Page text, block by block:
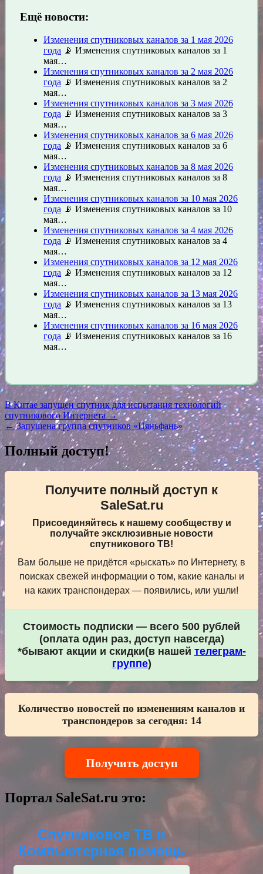
Ещё новости:
Изменения спутниковых каналов за 1 мая 2026
года 📡 Изменения спутниковых каналов за 1
мая…
Изменения спутниковых каналов за 2 мая 2026
года 📡 Изменения спутниковых каналов за 2
мая…
Изменения спутниковых каналов за 3 мая 2026
года 📡 Изменения спутниковых каналов за 3
мая…
Изменения спутниковых каналов за 6 мая 2026
года 📡 Изменения спутниковых каналов за 6
мая…
Изменения спутниковых каналов за 8 мая 2026
года 📡 Изменения спутниковых каналов за 8
мая…
Изменения спутниковых каналов за 10 мая 2026
года 📡 Изменения спутниковых каналов за 10
мая…
Изменения спутниковых каналов за 4 мая 2026
года 📡 Изменения спутниковых каналов за 4
мая…
Изменения спутниковых каналов за 12 мая 2026
года 📡 Изменения спутниковых каналов за 12
мая…
Изменения спутниковых каналов за 13 мая 2026
года 📡 Изменения спутниковых каналов за 13
мая…
Изменения спутниковых каналов за 16 мая 2026
года 📡 Изменения спутниковых каналов за 16
мая…
Навигация
по
записям
В Китае запущен спутник для испытания технологий
спутникового Интернета →
← Запущена группа спутников «Цяньфань»
Полный доступ!
Получите полный доступ к
SaleSat.ru
Присоединяйтесь к нашему сообществу и
получайте эксклюзивные новости
спутникового ТВ!
Вам больше не придётся «рыскать» по Интернету, в
поисках свежей информации о том, какие каналы и
на каких транспондерах — появились, или ушли!
Стоимость подписки — всего 500 рублей
(оплата один раз, доступ навсегда)
*бывают акции и скидки(в нашей телеграм-
группе)
Количество новостей по изменениям каналов и
транспондеров за сегодня: 14
Получить доступ
Портал SaleSat.ru это:
Спутниковое ТВ и
Компьютерная помощь